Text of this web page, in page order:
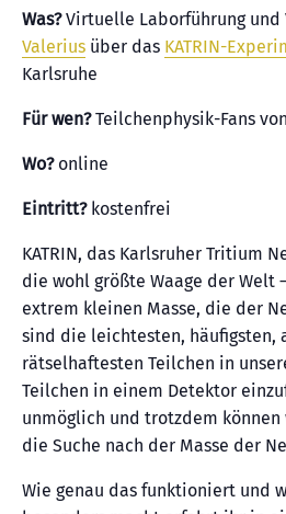
Was?Virtuelle Laborführung und
Valerius über das KATRIN-
Karlsruhe
Für wen?Teilchenphysik-Fans
Wo?online
Eintritt?kostenfrei
KATRIN, das Karlsruher Tritium
die wohl größte Waage der Welt
extrem kleinen Masse, die der
sind die leichtesten, häufigsten,
rätselhaftesten Teilchen in
Teilchen in einem Detektor
unmöglich und trotzdem können
die Suche nach der Masse der
Wie genau das funktioniert und